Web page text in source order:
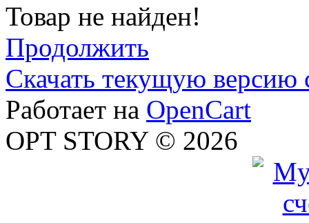
Товар не найден!
Продолжить
Скачать текущую версию
Работает на OpenCart
OPT STORY © 2026